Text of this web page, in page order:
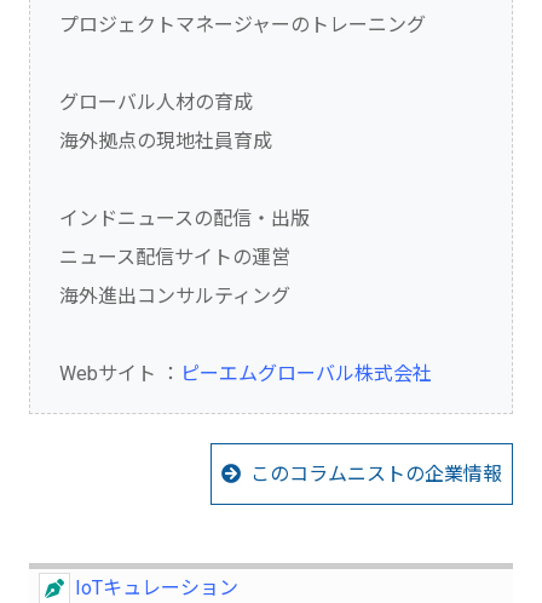
プロジェクトマネージャーのトレーニング
グローバル人材の育成
海外拠点の現地社員育成
インドニュースの配信・出版
ニュース配信サイトの運営
海外進出コンサルティング
Webサイト ： ピーエムグローバル株式会社
このコラムニストの企業情報
IoTキュレーション